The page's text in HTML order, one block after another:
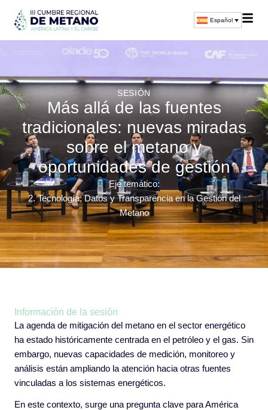
Español
SESIÓN
Más allá de las fuentes
tradicionales: nuevas miradas
sobre el metano y
oportunidades de gestión
Eje temático:
2. Tecnología, Datos y Transparencia en la Gestión del
Metano
Información de la sesión
La agenda de mitigación del metano en el sector energético
ha estado históricamente centrada en el petróleo y el gas. Sin
embargo, nuevas capacidades de medición, monitoreo y
análisis están ampliando la atención hacia otras fuentes
vinculadas a los sistemas energéticos.
En este contexto, surge una pregunta clave para América